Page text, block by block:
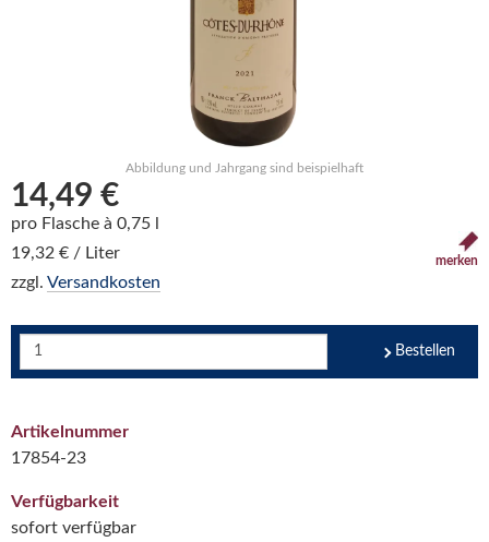
Abbildung und Jahrgang sind beispielhaft
14,49 €
pro Flasche à 0,75 l
19,32 € / Liter
zzgl. Versandkosten
merken
Bestellen
Artikelnummer
17854-23
Verfügbarkeit
sofort verfügbar